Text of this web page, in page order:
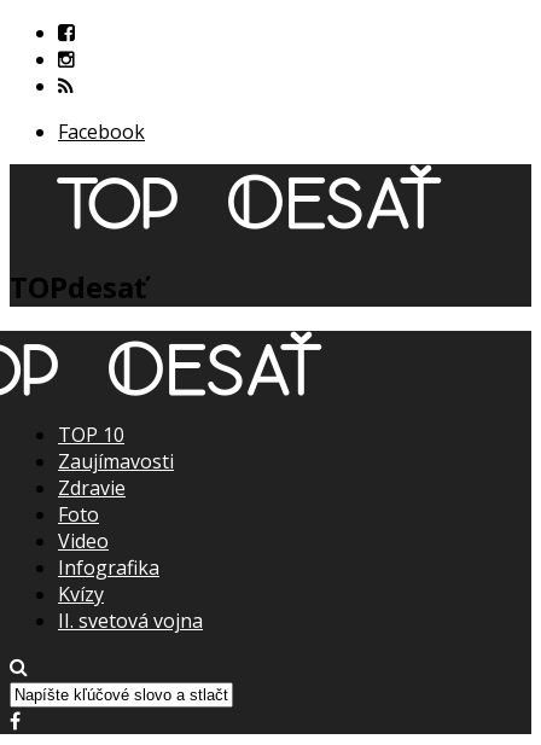
Facebook
TOPdesať
TOP 10
Zaujímavosti
Zdravie
Foto
Video
Infografika
Kvízy
II. svetová vojna